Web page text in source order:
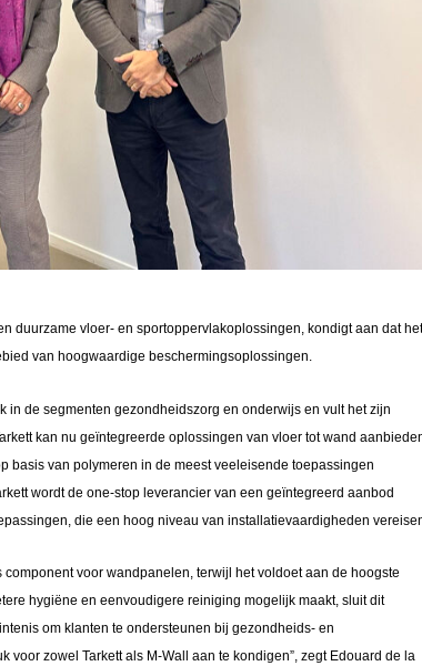
duurzame vloer- en sportoppervlakoplossingen, kondigt aan dat
van hoogwaardige beschermingsoplossingen.
in de segmenten gezondheidszorg en onderwijs en vult het zijn
kan nu geïntegreerde oplossingen van vloer tot wand
basis van polymeren in de meest veeleisende toepassingen
wordt de one-stop leverancier van een geïntegreerd aanbod
die een hoog niveau van installatievaardigheden
voor wandpanelen, terwijl het voldoet aan de hoogste
hygiëne en eenvoudigere reiniging mogelijk maakt, sluit dit
om klanten te ondersteunen bij gezondheids- en
voor zowel Tarkett als M-Wall aan te kondigen”, zegt Edouard de la